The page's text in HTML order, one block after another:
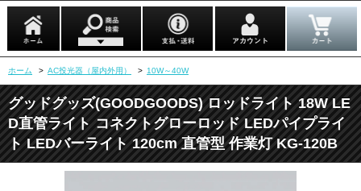
ホーム > AC投光器（屋内外用） > 10W～40W
グッドグッズ(GOODGOODS) ロッドライト 18W LE
D直管ライト コネクトグローロッド LEDパイプライ
ト LEDバーライト 120cm 直管型 作業灯 KG-120B